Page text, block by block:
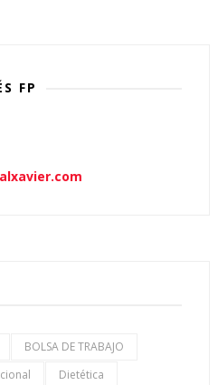
FP
BOLSA DE TRABAJO
Dietética